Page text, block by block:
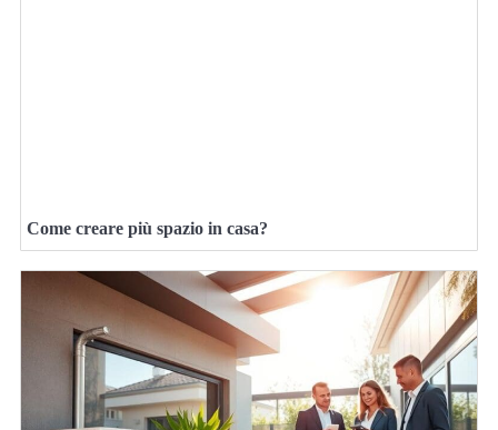
Come creare più spazio in casa?